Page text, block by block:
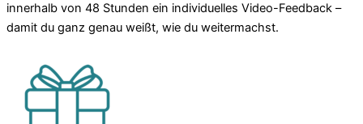
innerhalb von 48 Stunden ein individuelles Video-Feedback –
damit du ganz genau weißt, wie du weitermachst.